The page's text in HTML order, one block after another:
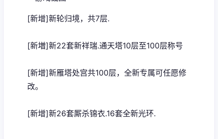
[新增]新轮归境，共7层.
[新増]新22套新祥瑞.通天塔10层至100层称号
[新增]新雁塔处宫共100层，全新专属可任愿修
改。
[新增]新26套厮杀锦衣.16套全新光环.